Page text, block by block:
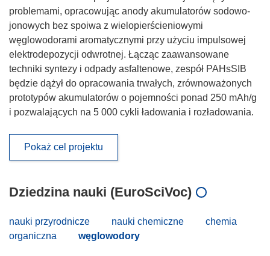
problemami, opracowując anody akumulatorów sodowo-
jonowych bez spoiwa z wielopierścieniowymi
węglowodorami aromatycznymi przy użyciu impulsowej
elektrodepozycji odwrotnej. Łącząc zaawansowane
techniki syntezy i odpady asfaltenowe, zespół PAHsSIB
będzie dążył do opracowania trwałych, zrównoważonych
prototypów akumulatorów o pojemności ponad 250 mAh/g
i pozwalających na 5 000 cykli ładowania i rozładowania.
Pokaż cel projektu
Dziedzina nauki (EuroSciVoc)
nauki przyrodnicze nauki chemiczne
chemia
organiczna
węglowodory